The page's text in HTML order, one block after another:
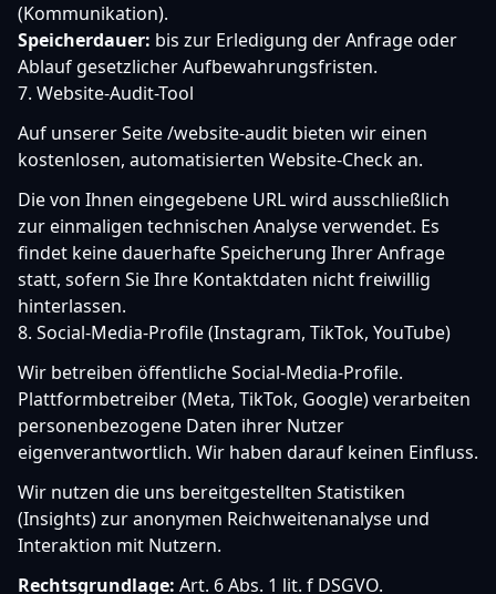
(Kommunikation).
Speicherdauer: bis zur Erledigung der Anfrage oder
Ablauf gesetzlicher Aufbewahrungsfristen.
7. Website-Audit-Tool
Auf unserer Seite/website-audit bieten wir einen
kostenlosen, automatisierten Website-Check an.
Die von Ihnen eingegebene URL wird ausschließlich
zur einmaligen technischen Analyse verwendet. Es
findet keine dauerhafte Speicherung Ihrer Anfrage
statt, sofern Sie Ihre Kontaktdaten nicht freiwillig
hinterlassen.
8. Social-Media-Profile (Instagram, TikTok, YouTube)
Wir betreiben öffentliche Social-Media-Profile.
Plattformbetreiber (Meta, TikTok, Google) verarbeiten
personenbezogene Daten ihrer Nutzer
eigenverantwortlich. Wir haben darauf keinen Einfluss.
Wir nutzen die uns bereitgestellten Statistiken
(Insights) zur anonymen Reichweitenanalyse und
Interaktion mit Nutzern.
Rechtsgrundlage: Art. 6 Abs. 1 lit. f DSGVO.